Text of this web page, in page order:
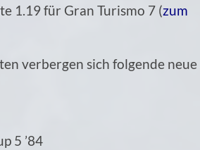
1.19 für Gran Turismo 7 (zum
verbergen sich folgende neue
5 ’84